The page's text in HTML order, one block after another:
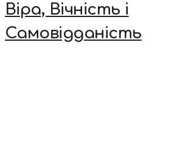
Віра, Вічність і
Самовідданість